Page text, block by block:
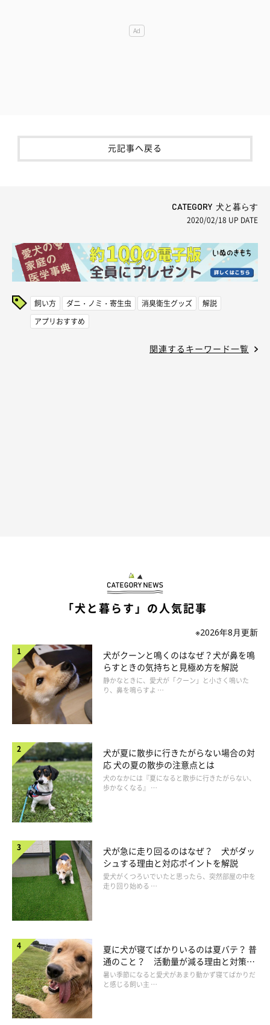
元記事へ戻る
CATEGORY 犬と暮らす
2020/02/18 UP DATE
飼い方 ダニ・ノミ・寄生虫 消臭衛生グッズ
解説
アプリおすすめ
関連するキーワード一覧
「犬と暮らす」の人気記事
※2026年8月更新
犬がクーンと鳴くのはなぜ？犬が鼻を鳴
らすときの気持ちと見極め方を解説
静かなときに、愛犬が「クーン」と小さく鳴いた
り、鼻を鳴らすよ …
犬が夏に散歩に行きたがらない場合の対
応 犬の夏の散歩の注意点とは
犬のなかには『夏になると散歩に行きたがらない、
歩かなくなる』 …
犬が急に走り回るのはなぜ？ 犬がダッ
シュする理由と対応ポイントを解説
愛犬がくつろいでいたと思ったら、突然部屋の中を
走り回り始める …
夏に犬が寝てばかりいるのは夏バテ？ 普
通のこと？ 活動量が減る理由と対策と
は
暑い季節になると愛犬があまり動かず寝てばかりだ
と感じる飼い主 …